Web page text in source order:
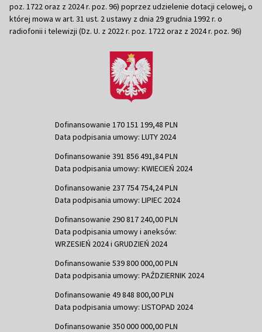
poz. 1722 oraz z 2024 r. poz. 96) poprzez udzielenie dotacji celowej, o
której mowa w art. 31 ust. 2 ustawy z dnia 29 grudnia 1992 r. o
radiofonii i telewizji (Dz. U. z 2022 r. poz. 1722 oraz z 2024 r. poz. 96)
Dofinansowanie 170 151 199,48 PLN
Data podpisania umowy: LUTY 2024
Dofinansowanie 391 856 491,84 PLN
Data podpisania umowy: KWIECIEŃ 2024
Dofinansowanie 237 754 754,24 PLN
Data podpisania umowy: LIPIEC 2024
Dofinansowanie 290 817 240,00 PLN
Data podpisania umowy i aneksów:
WRZESIEŃ 2024 i GRUDZIEŃ 2024
Dofinansowanie 539 800 000,00 PLN
Data podpisania umowy: PAŹDZIERNIK 2024
Dofinansowanie 49 848 800,00 PLN
Data podpisania umowy: LISTOPAD 2024
Dofinansowanie 350 000 000,00 PLN